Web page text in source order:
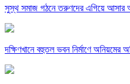
সুস্থ সমাজ গঠনে তরুণদের এগিয়ে আসার
দক্ষিণখানে বহুতল ভবন নির্মাণে